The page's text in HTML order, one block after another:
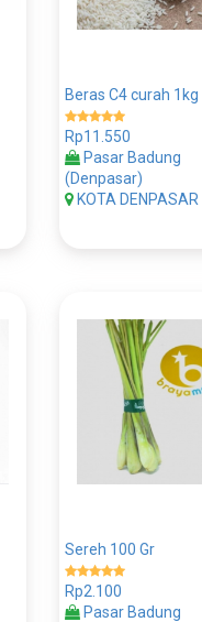
Beras C4 curah 1kg
Rp11.550
Pasar Badung
(Denpasar)
KOTA DENPASAR
Sereh 100 Gr
Rp2.100
Pasar Badung